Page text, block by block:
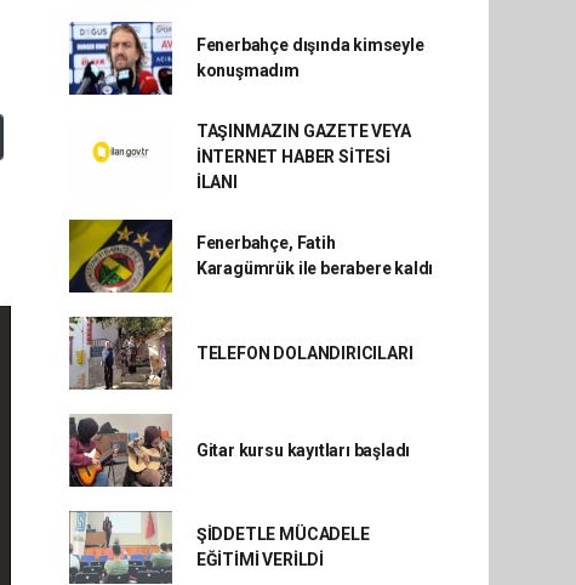
Fenerbahçe dışında kimseyle
konuşmadım
TAŞINMAZIN GAZETE VEYA
İNTERNET HABER SİTESİ
İLANI
Fenerbahçe, Fatih
Karagümrük ile berabere kaldı
TELEFON DOLANDIRICILARI
Gitar kursu kayıtları başladı
ŞİDDETLE MÜCADELE
EĞİTİMİ VERİLDİ